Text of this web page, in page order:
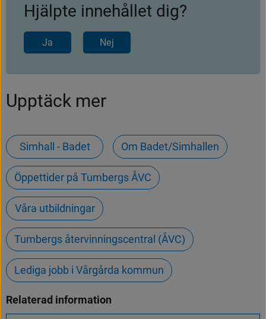
Hjälpte innehållet dig?
Ja Nej
Upptäck mer
Simhall - Badet Om Badet/Simhallen
Öppettider på Tumbergs ÅVC
Våra utbildningar
Tumbergs återvinningscentral (ÅVC)
Lediga jobb i Vårgårda kommun
Relaterad information